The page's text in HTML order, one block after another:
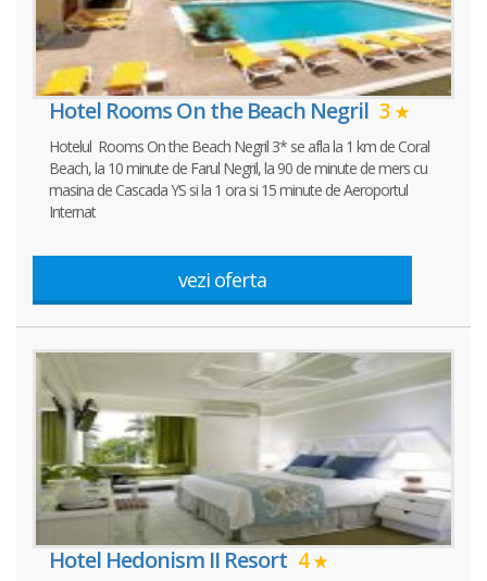
Hotel Rooms On the Beach Negril 3
Hotelul Rooms On the Beach Negril 3* se afla la 1 km de Coral
Beach, la 10 minute de Farul Negril, la 90 de minute de mers cu
masina de Cascada YS si la 1 ora si 15 minute de Aeroportul
Internat
vezi oferta
Hotel Hedonism II Resort 4